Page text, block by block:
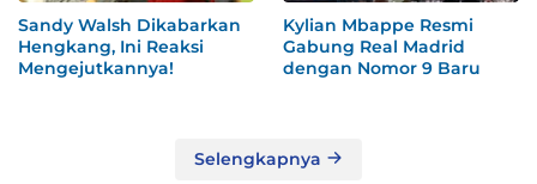
Sandy Walsh Dikabarkan
Hengkang, Ini Reaksi
Mengejutkannya!
Kylian Mbappe Resmi
Gabung Real Madrid
dengan Nomor 9 Baru
Selengkapnya